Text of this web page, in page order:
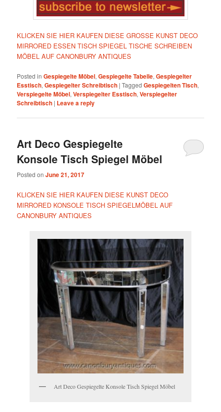
KLICKEN SIE HIER KAUFEN DIESE GROSSE KUNST DECO
MIRRORED ESSEN TISCH SPIEGEL TISCHE SCHREIBEN
MÖBEL AUF CANONBURY ANTIQUES
Posted in Gespiegelte Möbel,Gespiegelte Tabelle,Gespiegelter
Esstisch,Gespiegelter Schreibtisch |Tagged Gespiegelten Tisch,
Verspiegelte Möbel,Verspiegelter Esstisch,Verspiegelter
Schreibtisch | Leave a reply
Art Deco Gespiegelte
Konsole Tisch Spiegel Möbel
Posted onJune 21, 2017
KLICKEN SIE HIER KAUFEN DIESE KUNST DECO
MIRRORED KONSOLE TISCH SPIEGELMÖBEL AUF
CANONBURY ANTIQUES
Art Deco Gespiegelte Konsole Tisch Spiegel Möbel